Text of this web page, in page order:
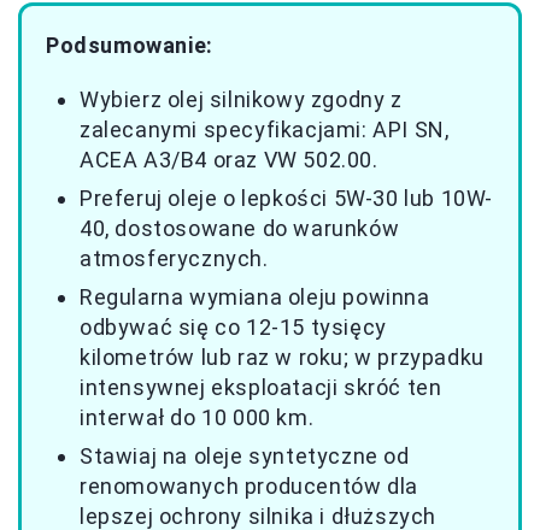
Podsumowanie:
Wybierz olej silnikowy zgodny z
zalecanymi specyfikacjami: API SN,
ACEA A3/B4 oraz VW 502.00.
Preferuj oleje o lepkości 5W-30 lub 10W-
40, dostosowane do warunków
atmosferycznych.
Regularna wymiana oleju powinna
odbywać się co 12-15 tysięcy
kilometrów lub raz w roku; w przypadku
intensywnej eksploatacji skróć ten
interwał do 10 000 km.
Stawiaj na oleje syntetyczne od
renomowanych producentów dla
lepszej ochrony silnika i dłuższych